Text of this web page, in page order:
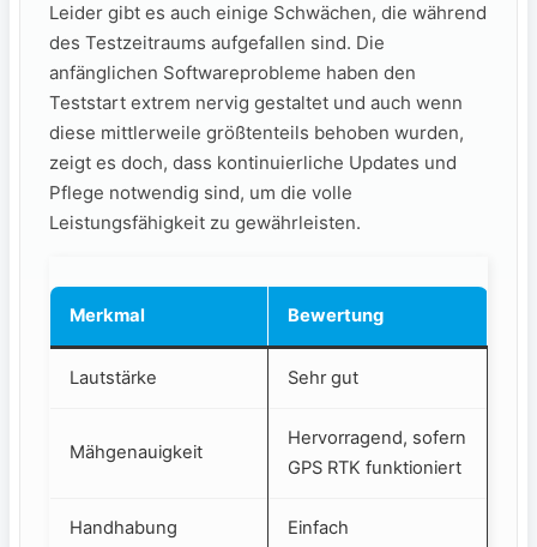
Leider⁢ gibt es auch einige Schwächen, die während
des Testzeitraums ​aufgefallen sind. Die
anfänglichen Softwareprobleme haben den ​
Teststart extrem nervig gestaltet und auch wenn
diese mittlerweile größtenteils behoben wurden,
zeigt es doch, dass kontinuierliche Updates‍ und
Pflege notwendig sind, um⁣ die volle
Leistungsfähigkeit zu gewährleisten.
Merkmal Bewertung
Lautstärke Sehr gut
Mähgenauigkeit
Hervorragend, sofern
GPS RTK funktioniert
Handhabung Einfach